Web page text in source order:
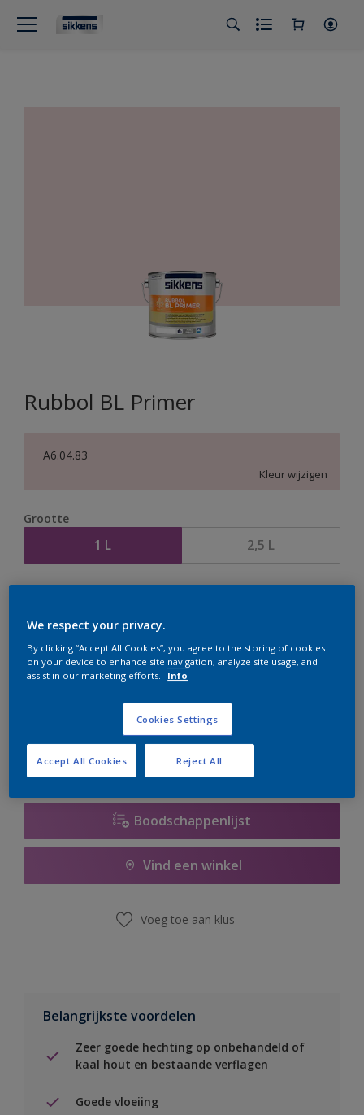
Rubbol BL Primer
A6.04.83
Kleur wijzigen
Grootte
1 L 2,5 L
Op dit moment is het niet mogelijk dit product online
te bestellen. Houd de website in de gaten, we werken
er hard aan om de voorraad aan te vullen.
Boodschappenlijst
Vind een winkel
Voeg toe aan klus
Belangrijkste voordelen
Zeer goede hechting op onbehandeld of
kaal hout en bestaande verflagen
Goede vloeiing
We respect your privacy.
By clicking “Accept All Cookies”, you agree to the storing of cookies
on your device to enhance site navigation, analyze site usage, and
assist in our marketing efforts.
Info
Cookies Settings
Reject All
Accept All Cookies